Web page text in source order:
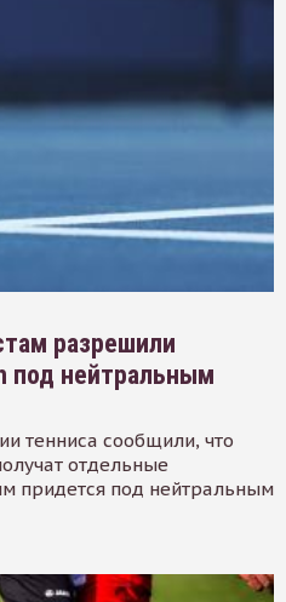
разрешили
под нейтральным
тенниса сообщили, что
отдельные
придется под нейтральным